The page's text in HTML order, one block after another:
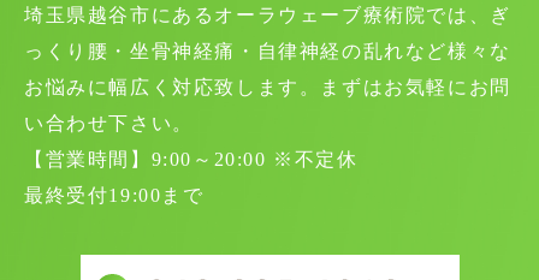
埼玉県越谷市にあるオーラウェーブ療術院では、ぎ
っくり腰・坐骨神経痛・自律神経の乱れなど様々な
お悩みに幅広く対応致します。まずはお気軽にお問
い合わせ下さい。
【営業時間】9:00～20:00 ※不定休
最終受付19:00まで